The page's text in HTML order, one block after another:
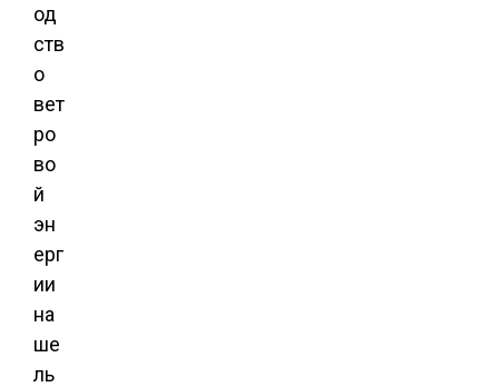
од
ств
о
вет
ро
во
й
эн
ерг
ии
на
ше
ль